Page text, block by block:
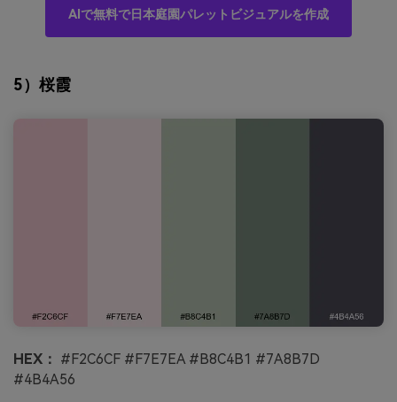
AIで無料で日本庭園パレットビジュアルを作成
5）桜霞
HEX： #F2C6CF #F7E7EA #B8C4B1 #7A8B7D
#4B4A56